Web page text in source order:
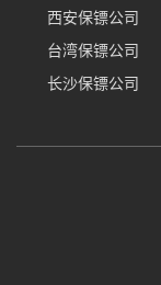
西安保镖公司
台湾保镖公司
长沙保镖公司